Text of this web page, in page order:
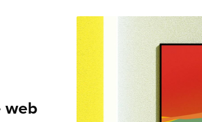
web